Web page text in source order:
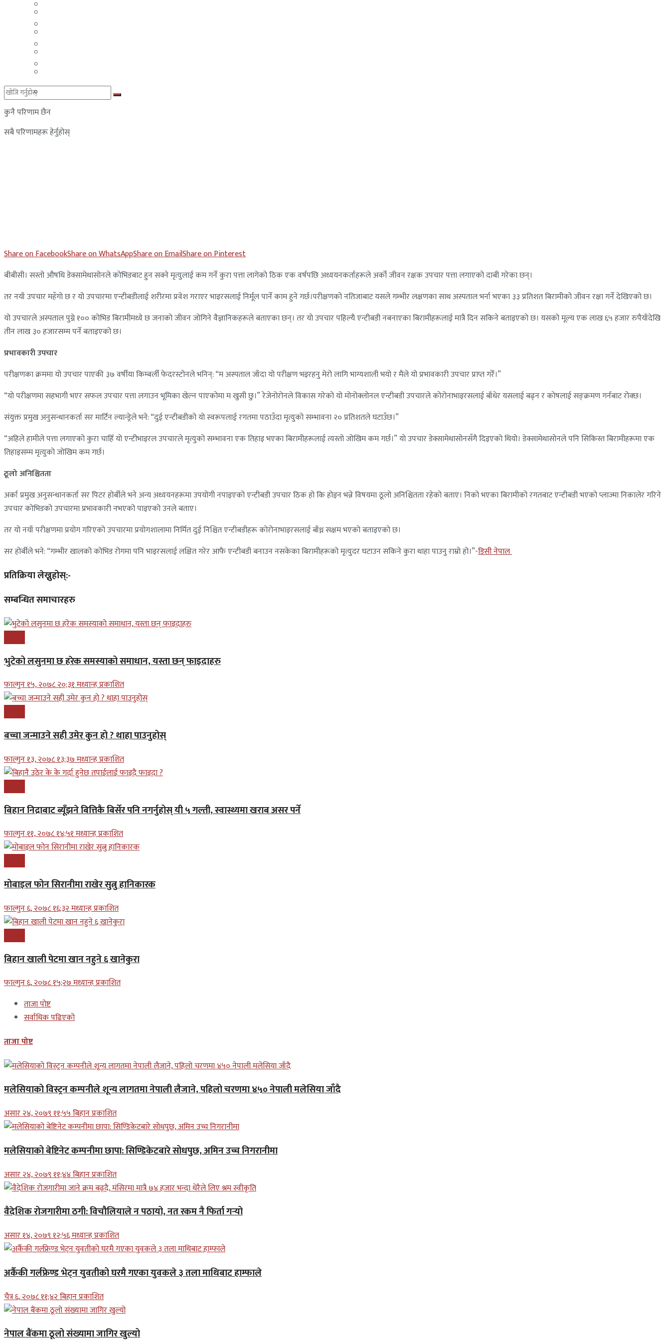
कुनै परिणाम छैन
सबै परिणामहरू हेर्नुहोस्
Share on FacebookShare on WhatsAppShare on EmailShare on Pinterest
बीबीसी। सस्तो औषधि डेक्सामेथासोनले कोभिडबाट हुन सक्ने मृत्युलाई कम गर्ने कुरा पत्ता लागेको ठिक एक वर्षपछि अध्ययनकर्ताहरूले अर्को जीवन रक्षक उपचार पत्ता लगाएको दाबी गरेका छन्।
तर नयाँ उपचार महँगो छ र यो उपचारमा एन्टीबडीलाई शरीरमा प्रवेश गराएर भाइरसलाई निर्मूल पार्ने काम हुने गर्छ।परीक्षणको नतिजाबाट यसले गम्भीर लक्षणका साथ अस्पताल भर्ना भएका ३३ प्रतिशत बिरामीको जीवन रक्षा गर्ने देखिएको छ।
यो उपचारले अस्पताल पुग्ने १०० कोभिड बिरामीमध्ये छ जनाको जीवन जोगिने वैज्ञानिकहरूले बताएका छन्। तर यो उपचार पहिल्यै एन्टीबडी नबनाएका बिरामीहरूलाई मात्रै दिन सकिने बताइएको छ। यसको मूल्य एक लाख ६५ हजार रुपैयाँदेखि
तीन लाख ३० हजारसम्म पर्ने बताइएको छ।
प्रभावकारी उपचार
परीक्षणका क्रममा यो उपचार पाएकी ३७ वर्षीया किम्बर्ली फेदरस्टोनले भनिन्: “म अस्पताल जाँदा यो परीक्षण भइरहनु मेरो लागि भाग्यशाली भयो र मैले यो प्रभावकारी उपचार प्राप्त गरेँ।”
“यो परीक्षणमा सहभागी भएर सफल उपचार पत्ता लगाउन भूमिका खेल्न पाएकोमा म खुसी छु।” रेजेनोरोनले विकास गरेको यो मोनोक्लोनल एन्टीबडी उपचारले कोरोनाभाइरसलाई बाँधेर यसलाई बढ्न र कोषलाई सङ्क्रमण गर्नबाट रोक्छ।
संयुक्त प्रमुख अनुसन्धानकर्ता सर मार्टिन ल्यान्ड्रेले भने: “दुई एन्टीबडीको यो स्वरूपलाई रगतमा पठाउँदा मृत्युको सम्भावना २० प्रतिशतले घटाउँछ।”
“अहिले हामीले पत्ता लगाएको कुरा चाहिँ यो एन्टीभाइरल उपचारले मृत्युको सम्भावना एक तिहाइ भएका बिरामीहरूलाई त्यस्तो जोखिम कम गर्छ।” यो उपचार डेक्सामेथासोनसँगै दिइएको थियो। डेक्सामेथासोनले पनि सिकिस्त बिरामीहरूमा एक
तिहाइसम्म मृत्युको जोखिम कम गर्छ।
ठूलो अनिश्चितता
अर्का प्रमुख अनुसन्धानकर्ता सर पिटर होर्बीले भने अन्य अध्ययनहरूमा उपयोगी नपाइएको एन्टीबडी उपचार ठिक हो कि होइन भन्ने विषयमा ठूलो अनिश्चितता रहेको बताए। निको भएका बिरामीको रगतबाट एन्टीबडी भएको प्लाज्मा निकालेर गरिने
उपचार कोभिडको उपचारमा प्रभावकारी नभएको पाइएको उनले बताए।
तर यो नयाँ परीक्षणमा प्रयोग गरिएको उपचारमा प्रयोगशालामा निर्मित दुई निश्चित एन्टीबडीहरू कोरोनाभाइरसलाई बाँध्न सक्षम भएको बताइएको छ।
सर होर्बीले भने: “गम्भीर खालको कोभिड रोगमा पनि भाइरसलाई लक्षित गरेर आफै एन्टीबडी बनाउन नसकेका बिरामीहरूको मृत्युदर घटाउन सकिने कुरा थाहा पाउनु राम्रो हो।”-डिसी नेपाल
प्रतिक्रिया लेख्नुहोस्:-
सम्बन्धित समाचारहरु
भुटेको लसुनमा छ हरेक समस्याको समाधान, यस्ता छन् फाइदाहरु
फाल्गुन १५, २०७८ २०;३१ मध्यान्ह प्रकाशित
बच्चा जन्माउने सही उमेर कुन हो ? थाहा पाउनुहोस्
फाल्गुन १३, २०७८ १३;३७ मध्यान्ह प्रकाशित
बिहान निद्राबाट ब्यूँझने बित्तिकै बिर्सेर पनि नगर्नुहोस् यी ५ गल्ती, स्वास्थ्यमा खराब असर पर्ने
फाल्गुन ११, २०७८ १४;५१ मध्यान्ह प्रकाशित
मोबाइल फोन सिरानीमा राखेर सुत्नु हानिकारक
फाल्गुन ६, २०७८ १६;३२ मध्यान्ह प्रकाशित
बिहान खाली पेटमा खान नहुने ६ खानेकुरा
फाल्गुन ६, २०७८ १५;२७ मध्यान्ह प्रकाशित
ताजा पोष्ट
सर्वाधिक पढिएको
ताजा पोष्ट
मलेसियाको विस्ट्रन कम्पनीले शून्य लागतमा नेपाली लैजाने, पहिलो चरणमा ४५० नेपाली मलेसिया जाँदै
असार २४, २०७९ ११;५५ बिहान प्रकाशित
मलेसियाको बेष्टिनेट कम्पनीमा छापा: सिण्डिकेटबारे सोधपुछ, अमिन उच्च निगरानीमा
असार २४, २०७९ ११;४४ बिहान प्रकाशित
वैदेशिक रोजगारीमा ठगी: विचौलियाले न पठायो, नत रकम नै फिर्ता गर्‍यो
असार १४, २०७९ १२;५६ मध्यान्ह प्रकाशित
अर्कैकी गर्लफ्रेण्ड भेट्न युवतीको घरमै गएका युवकले ३ तला माथिबाट हाम्फाले
चैत्र ६, २०७८ ११;४२ बिहान प्रकाशित
नेपाल बैंकमा ठूलो संख्यामा जागिर खुल्यो